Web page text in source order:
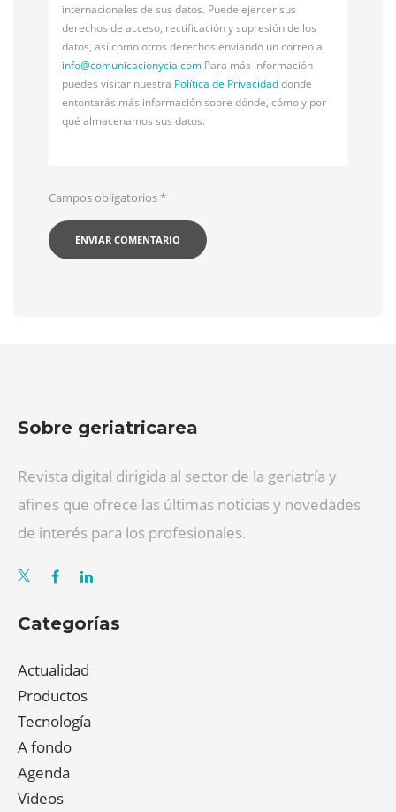
internacionales de sus datos. Puede ejercer sus
derechos de acceso, rectificación y supresión de los
datos, así como otros derechos enviando un correo a
info@comunicacionycia.com Para más información
puedes visitar nuestra Política de Privacidaddonde
entontarás más información sobre dónde, cómo y por
qué almacenamos sus datos.
Campos obligatorios*
Sobre geriatricarea
Revista digital dirigida al sector de la geriatría y
afines que ofrece las últimas noticias y novedades
de interés para los profesionales.
Categorías
Actualidad
Productos
Tecnología
A fondo
Agenda
Videos